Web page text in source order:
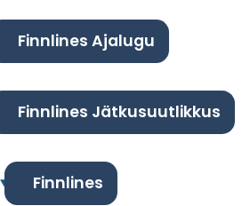
Finnlines Ajalugu
Finnlines Jätkusuutlikkus
Finnlines